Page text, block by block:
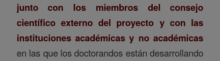
junto con los miembros del consejo
científico externo del proyecto y con las
instituciones académicas y no académicas
en las que los doctorandos están desarrollando